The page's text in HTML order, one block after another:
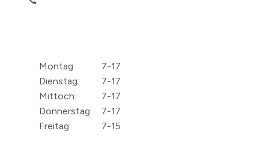
Montag:
7-17
Dienstag:
7-17
Mittoch:
7-17
Donnerstag:
7-17
Freitag:
7-15